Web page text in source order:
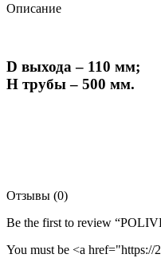
Описание
D выхода – 110 мм;
Н трубы – 500 мм.
Отзывы (0)
Be the first to review
You must be <a href="https://